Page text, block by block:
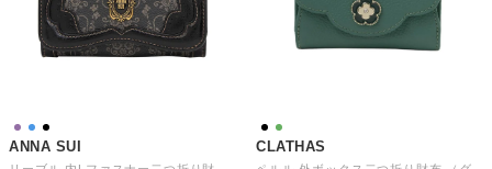
ANNA SUI CLATHAS